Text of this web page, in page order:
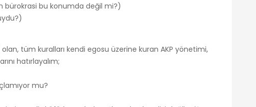
bürokrasi bu konumda değil mi?)
tüm kuralları kendi egosu üzerine kuran AKP yönetimi,
hatırlayalım;
mu?